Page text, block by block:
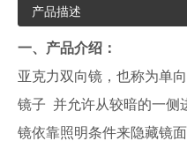
产品描述
一、产品介绍：
亚克力双向镜，也称为单
镜子 并允许从较暗的一侧
镜依靠照明条件来隐藏镜